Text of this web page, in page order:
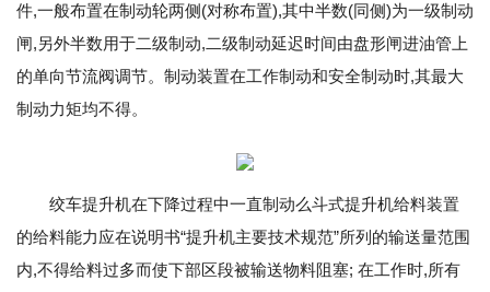
件,一般布置在制动轮两侧(对称布置),其中半数(同侧)为一级制动
闸,另外半数用于二级制动,二级制动延迟时间由盘形闸进油管上
的单向节流阀调节。制动装置在工作制动和安全制动时,其最大
制动力矩均不得。
绞车提升机在下降过程中一直制动么斗式提升机给料装置
的给料能力应在说明书“提升机主要技术规范”所列的输送量范围
内,不得给料过多而使下部区段被输送物料阻塞; 在工作时,所有